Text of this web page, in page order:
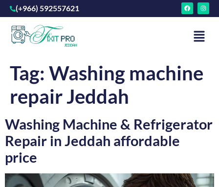
(+966) 592557621
Tag: Washing machine
repair Jeddah
Washing Machine & Refrigerator
Repair in Jeddah affordable
price